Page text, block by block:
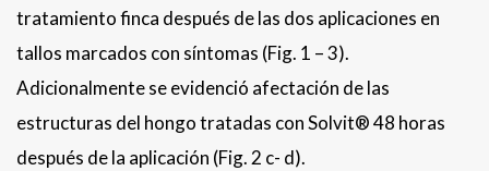
tratamiento finca después de las dos aplicaciones en
tallos marcados con síntomas (Fig. 1 – 3).
Adicionalmente se evidenció afectación de las
estructuras del hongo tratadas con Solvit® 48 horas
después de la aplicación (Fig. 2 c- d).